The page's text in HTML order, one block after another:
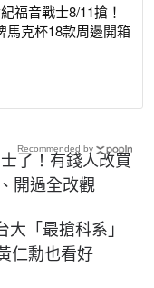
福音戰士8/11搶！
馬克杯18款周邊開箱
了！有錢人改買
開過全改觀
「最搶科系」
仁勳也看好
Recommended by